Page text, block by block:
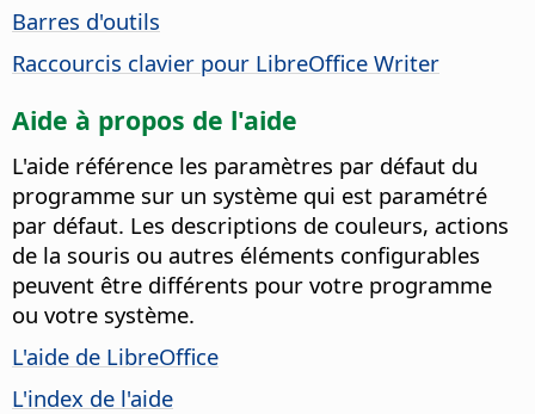
Barres d'outils
Raccourcis clavier pour LibreOffice Writer
Aide à propos de l'aide
L'aide référence les paramètres par défaut du
programme sur un système qui est paramétré
par défaut. Les descriptions de couleurs, actions
de la souris ou autres éléments configurables
peuvent être différents pour votre programme
ou votre système.
L'aide de LibreOffice
L'index de l'aide